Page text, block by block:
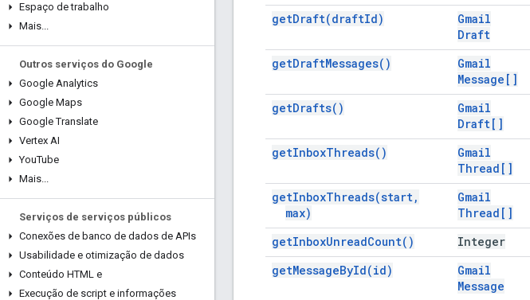
Espaço de trabalho
Mais...
Outros serviços do Google
Google Analytics
Google Maps
Google Translate
Vertex AI
YouTube
Mais...
Serviços de serviços públicos
Conexões de banco de dados de APIs
Usabilidade e otimização de dados
Conteúdo HTML e
Execução de script e informações
getDraft(draftId)
Gmail
Draft
getDraftMessages( )
Gmail
Message[]
getDrafts( )
Gmail
Draft[]
getInboxThreads( )
Gmail
Thread[]
getInboxThreads(start,
max)
Gmail
Thread[]
getInboxUnreadCount( ) Integer
getMessageById(id)
Gmail
Message